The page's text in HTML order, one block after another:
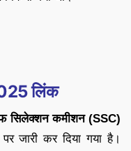
लिंक
सिलेक्शन कमीशन (SSC)
जारी कर दिया गया है।